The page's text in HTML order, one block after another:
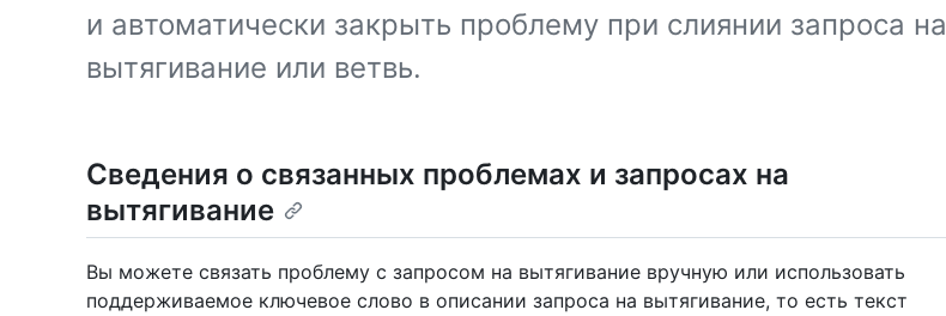
и автоматически закрыть проблему при слиянии запроса на
вытягивание или ветвь.
Сведения о связанных проблемах и запросах на
вытягивание
Вы можете связать проблему с запросом на вытягивание вручную или использовать
поддерживаемое ключевое слово в описании запроса на вытягивание, то есть текст